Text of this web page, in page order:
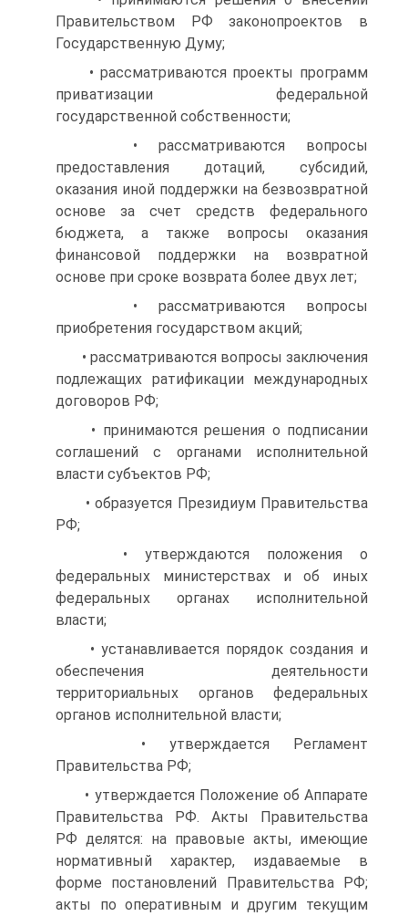
Правительством РФ законопроектов в
Государственную Думу;
• рассматриваются проекты программ
приватизации федеральной
государственной собственности;
• рассматриваются вопросы
предоставления дотаций, субсидий,
оказания иной поддержки на безвозвратной
основе за счет средств федерального
бюджета, а также вопросы оказания
финансовой поддержки на возвратной
основе при сроке возврата более двух лет;
• рассматриваются вопросы
приобретения государством акций;
• рассматриваются вопросы заключения
подлежащих ратификации международных
договоров РФ;
• принимаются решения о подписании
соглашений с органами исполнительной
власти субъектов РФ;
• образуется Президиум Правительства
РФ;
• утверждаются положения о
федеральных министерствах и об иных
федеральных органах исполнительной
власти;
• устанавливается порядок создания и
обеспечения деятельности
территориальных органов федеральных
органов исполнительной власти;
• утверждается Регламент
Правительства РФ;
• утверждается Положение об Аппарате
Правительства РФ. Акты Правительства
РФ делятся: на правовые акты, имеющие
нормативный характер, издаваемые в
форме постановлений Правительства РФ;
акты по оперативным и другим текущим